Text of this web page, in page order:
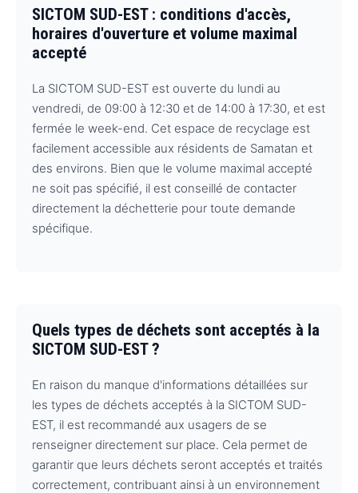
SICTOM SUD-EST : conditions d'accès,
horaires d'ouverture et volume maximal
accepté
La SICTOM SUD-EST est ouverte du lundi au
vendredi, de 09:00 à 12:30 et de 14:00 à 17:30, et est
fermée le week-end. Cet espace de recyclage est
facilement accessible aux résidents de Samatan et
des environs. Bien que le volume maximal accepté
ne soit pas spécifié, il est conseillé de contacter
directement la déchetterie pour toute demande
spécifique.
Quels types de déchets sont acceptés à la
SICTOM SUD-EST ?
En raison du manque d'informations détaillées sur
les types de déchets acceptés à la SICTOM SUD-
EST, il est recommandé aux usagers de se
renseigner directement sur place. Cela permet de
garantir que leurs déchets seront acceptés et traités
correctement, contribuant ainsi à un environnement